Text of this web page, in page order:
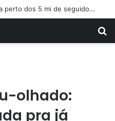
Vitória Souza: jovem pastora perto dos 5 mi de seguidores na web
olhado:
pra já